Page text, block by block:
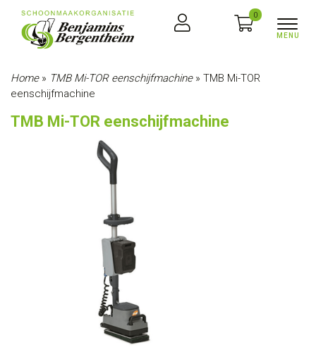
0
Home» TMB Mi-TOR eenschijfmachine» TMB Mi-TOR
eenschijfmachine
TMB Mi-TOR eenschijfmachine